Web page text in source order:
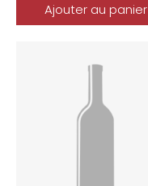
Ajouter au panier